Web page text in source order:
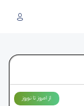
از امروز تا نوروز